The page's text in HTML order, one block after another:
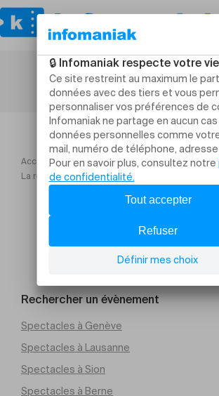
Accueil
Conférences
La résilience cyber de nos infrastructures critiques
Rechercher un évènement
Spectacles à Genève
Spectacles à Lausanne
Spectacles à Sion
Spectacles à Berne